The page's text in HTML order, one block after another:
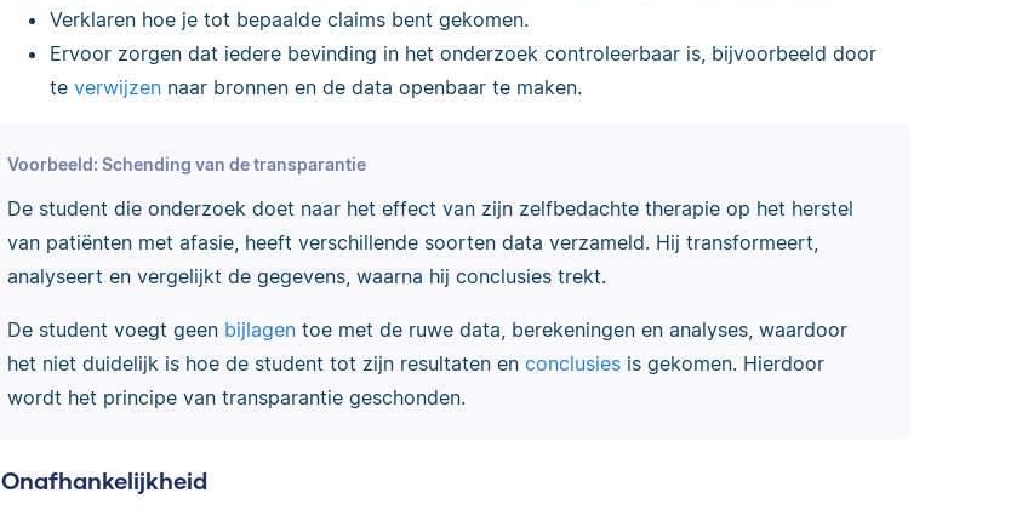
Verklaren hoe je tot bepaalde claims bent gekomen.
Ervoor zorgen dat iedere bevinding in het onderzoek controleerbaar is, bijvoorbeeld door
te verwijzen naar bronnen en de data openbaar te maken.
Voorbeeld: Schending van de transparantie
De student die onderzoek doet naar het effect van zijn zelfbedachte therapie op het herstel
van patiënten met afasie, heeft verschillende soorten data verzameld. Hij transformeert,
analyseert en vergelijkt de gegevens, waarna hij conclusies trekt.
De student voegt geen bijlagentoe met de ruwe data, berekeningen en analyses, waardoor
het niet duidelijk is hoe de student tot zijn resultaten en conclusiesis gekomen. Hierdoor
wordt het principe van transparantie geschonden.
Onafhankelijkheid